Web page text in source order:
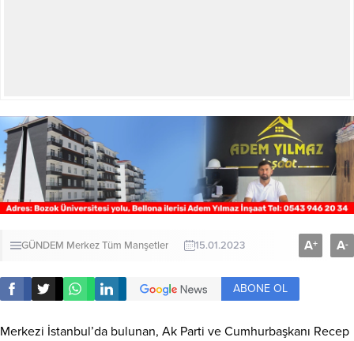
GÜNDEM MerkezTüm Manşetler 15.01.2023 A+ A-
ABONE OL
Merkezi İstanbul’da bulunan, Ak Parti ve Cumhurbaşkanı Recep